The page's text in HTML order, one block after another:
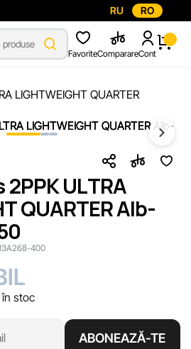
RU RO
FavoriteComparareCont
LIGHTWEIGHT QUARTER
ULTRA
QUARTER Alb-
400
stoc
ABONEAZĂ-TE